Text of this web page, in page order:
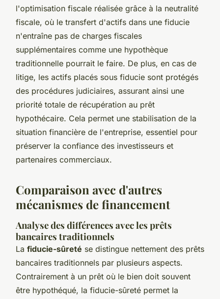
l'optimisation fiscale réalisée grâce à la neutralité
fiscale, où le transfert d'actifs dans une fiducie
n'entraîne pas de charges fiscales
supplémentaires comme une hypothèque
traditionnelle pourrait le faire. De plus, en cas de
litige, les actifs placés sous fiducie sont protégés
des procédures judiciaires, assurant ainsi une
priorité totale de récupération au prêt
hypothécaire. Cela permet une stabilisation de la
situation financière de l'entreprise, essentiel pour
préserver la confiance des investisseurs et
partenaires commerciaux.
Comparaison avec d'autres
mécanismes de financement
Analyse des différences avec les prêts
bancaires traditionnels
La fiducie-sûreté se distingue nettement des prêts
bancaires traditionnels par plusieurs aspects.
Contrairement à un prêt où le bien doit souvent
être hypothéqué, la fiducie-sûreté permet la